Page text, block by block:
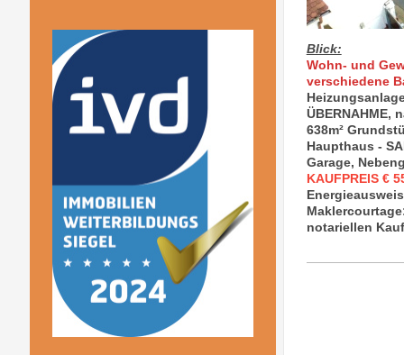
Blick:
Wohn- und
verschiedene
ÜBERNAHME,
638m²
Haupthaus -
Garage,
KAUFPREIS €
notariellen